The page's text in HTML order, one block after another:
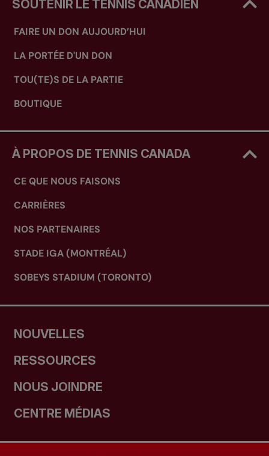
SOUTENIR LE TENNIS CANADIEN
FAIRE UN DON AUJOURD’HUI
LA PORTÉE D'UN DON
TOU(TE)S DE LA PARTIE
BOUTIQUE
À PROPOS DE TENNIS CANADA
CE QUE NOUS FAISONS
CARRIÈRES
NOS PARTENAIRES
STADE IGA (MONTRÉAL)
SOBEYS STADIUM (TORONTO)
NOUVELLES
RESSOURCES
NOUS JOINDRE
CENTRE MÉDIAS